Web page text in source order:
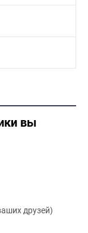
вы
друзей)